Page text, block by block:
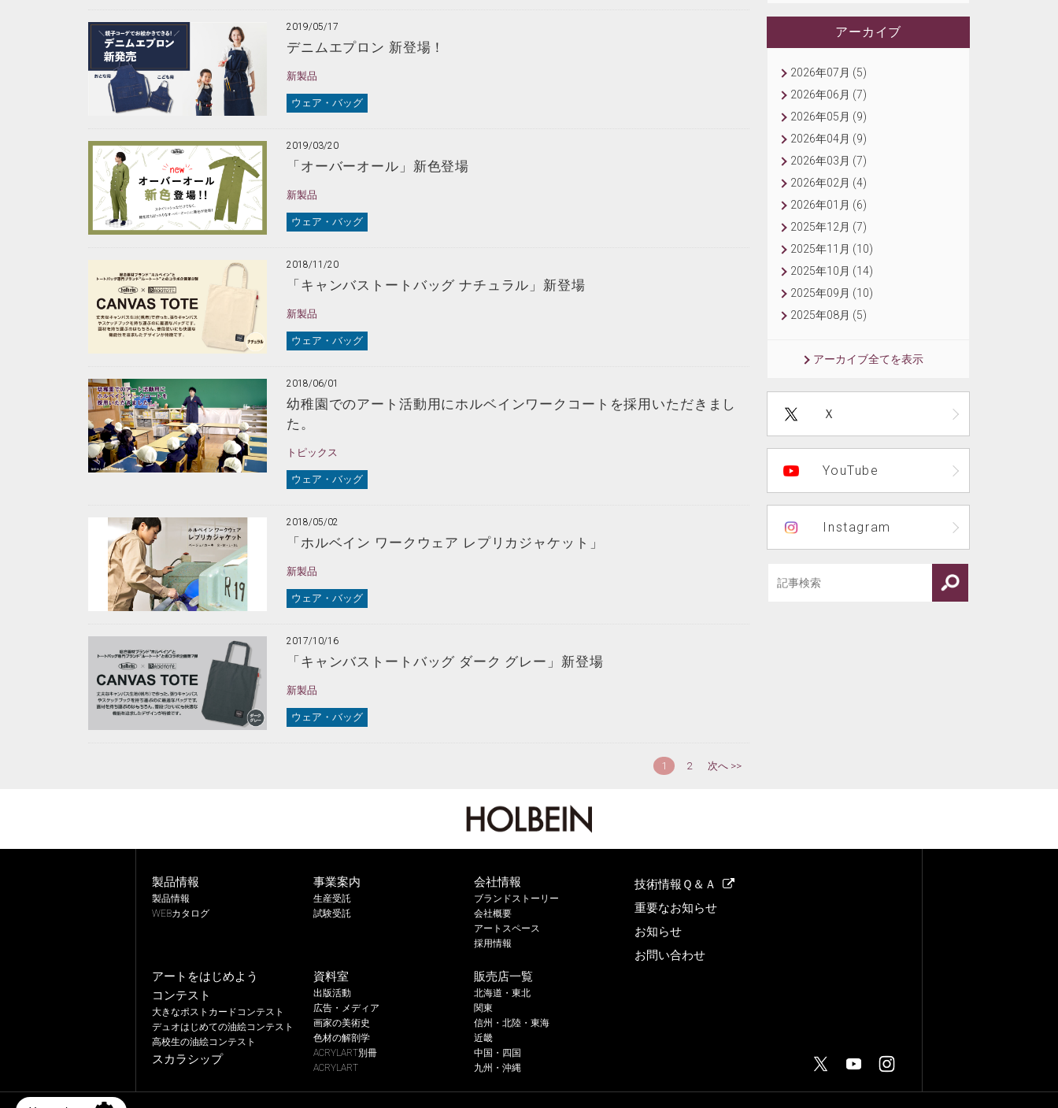
2019/05/17
デニムエプロン 新登場！
新製品
ウェア・バッグ
2019/03/20
「オーバーオール」新色登場
新製品
ウェア・バッグ
2018/11/20
「キャンバストートバッグ ナチュラル」新登場
新製品
ウェア・バッグ
2018/06/01
幼稚園でのアート活動用にホルベインワークコートを採用いただきまし
た。
トピックス
ウェア・バッグ
2018/05/02
「ホルベイン ワークウェア レプリカジャケット」
新製品
ウェア・バッグ
2017/10/16
「キャンバストートバッグ ダーク グレー」新登場
新製品
ウェア・バッグ
1 2 次へ >>
アーカイブ
2026年07月 (5)
2026年06月 (7)
2026年05月 (9)
2026年04月 (9)
2026年03月 (7)
2026年02月 (4)
2026年01月 (6)
2025年12月 (7)
2025年11月 (10)
2025年10月 (14)
2025年09月 (10)
2025年08月 (5)
アーカイブ全てを表示
Ｘ
YouTube
Instagram
製品情報
製品情報
WEBカタログ
事業案内
生産受託
試験受託
会社情報
ブランドストーリー
会社概要
アートスペース
採用情報
アートをはじめよう
コンテスト
大きなポストカードコンテスト
デュオはじめての油絵コンテスト
高校生の油絵コンテスト
スカラシップ
資料室
出版活動
広告・メディア
画家の美術史
色材の解剖学
ACRYLART別冊
ACRYLART
販売店一覧
北海道・東北
関東
信州・北陸・東海
近畿
中国・四国
九州・沖縄
技術情報Ｑ＆Ａ
重要なお知らせ
お知らせ
お問い合わせ